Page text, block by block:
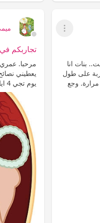
عرض القائمة
بنات انا
على طول
وجع
تجاربكم
يوم تجي 4 ايام ♡ شكرااااالا